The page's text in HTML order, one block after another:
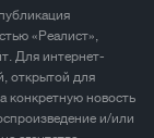
«Реалист»,
Для интернет-
открытой для
конкретную новость
и/или